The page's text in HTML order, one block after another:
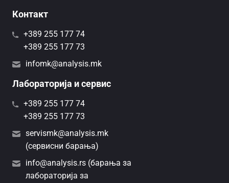
Контакт
+389 255 177 74
+389 255 177 73
infomk@analysis.mk
Лабораторија и сервис
+389 255 177 74
+389 255 177 73
servismk@analysis.mk
(сервисни барања)
info@analysis.rs (барања за
лабораторија за